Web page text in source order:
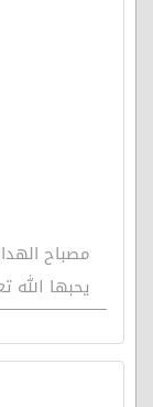
يحبها